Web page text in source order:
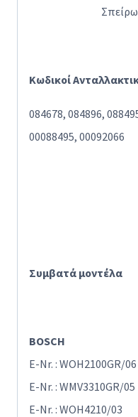
Κωδικοί
084678, 084896,
00088495, 00092066
Συμβατά μοντέλα
BOSCH
E-Nr. : WOH2100GR/06
E-Nr. : WMV3310GR/05
E-Nr. : WOH4210/03